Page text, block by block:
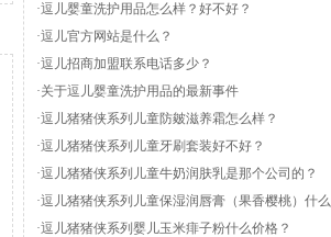
·逗儿婴童洗护用品怎么样？好不好？
·逗儿官方网站是什么？
·逗儿招商加盟联系电话多少？
·关于逗儿婴童洗护用品的最新事件
·逗儿猪猪侠系列儿童防皴滋养霜怎么样？
·逗儿猪猪侠系列儿童牙刷套装好不好？
·逗儿猪猪侠系列儿童牛奶润肤乳是那个公司的？
·逗儿猪猪侠系列儿童保湿润唇膏（果香樱桃）什么
地方的？
·逗儿猪猪侠系列婴儿玉米痱子粉什么价格？